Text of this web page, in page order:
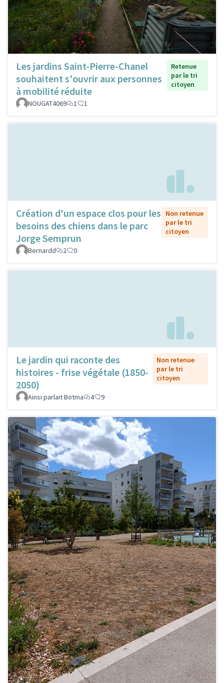
Les jardins Saint-Pierre-Chanel
souhaitent s'ouvrir aux personnes
à mobilité réduite
Retenue
par le tri
citoyen
NOUGAT4069 1 1
Création d'un espace clos pour les
besoins des chiens dans le parc
Jorge Semprun
Non retenue
par le tri
citoyen
Bernardd 2 0
Le jardin qui raconte des
histoires - frise végétale (1850-
2050)
Non retenue
par le tri
citoyen
Ainsi parlait Botma 4 9